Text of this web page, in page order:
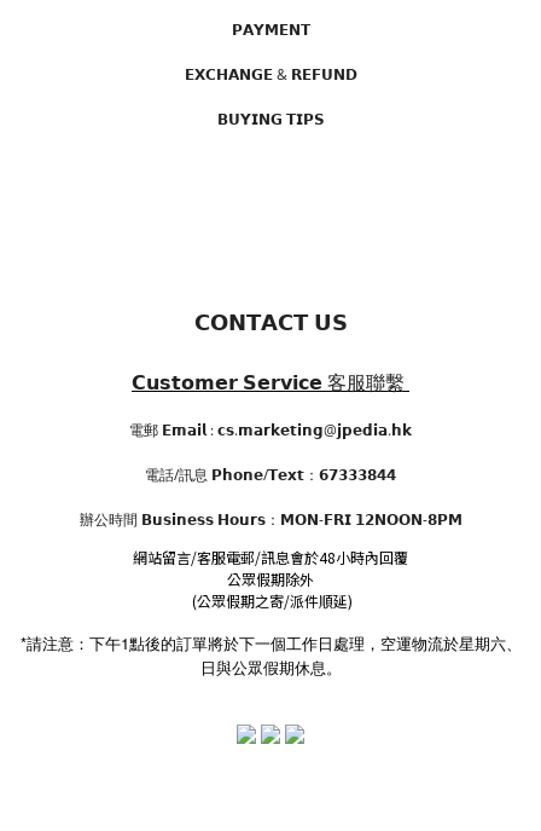
𝗣𝗔𝗬𝗠𝗘𝗡𝗧
𝗘𝗫𝗖𝗛𝗔𝗡𝗚𝗘 & 𝗥𝗘𝗙𝗨𝗡𝗗
𝗕𝗨𝗬𝗜𝗡𝗚 𝗧𝗜𝗣𝗦
𝗖𝗢𝗡𝗧𝗔𝗖𝗧 𝗨𝗦
𝗖𝘂𝘀𝘁𝗼𝗺𝗲𝗿 𝗦𝗲𝗿𝘃𝗶𝗰𝗲 客服聯繫
電郵 𝗘𝗺𝗮𝗶𝗹 : 𝗰𝘀.𝗺𝗮𝗿𝗸𝗲𝘁𝗶𝗻𝗴@𝗷𝗽𝗲𝗱𝗶𝗮.𝗵𝗸
電話/訊息 𝗣𝗵𝗼𝗻𝗲/𝗧𝗲𝘅𝘁：𝟲𝟳𝟯𝟯𝟯𝟴𝟰𝟰
辦公時間 𝗕𝘂𝘀𝗶𝗻𝗲𝘀𝘀 𝗛𝗼𝘂𝗿𝘀：𝗠𝗢𝗡-𝗙𝗥𝗜 𝟭𝟮𝗡𝗢𝗢𝗡-𝟴𝗣𝗠
網站留言/客服電郵/訊息會於48小時內回覆
公眾假期除外
(公眾假期之寄/派件順延)
*請注意：下午1點後的訂單將於下一個工作日處理，空運物流於星期六、
日與公眾假期休息。